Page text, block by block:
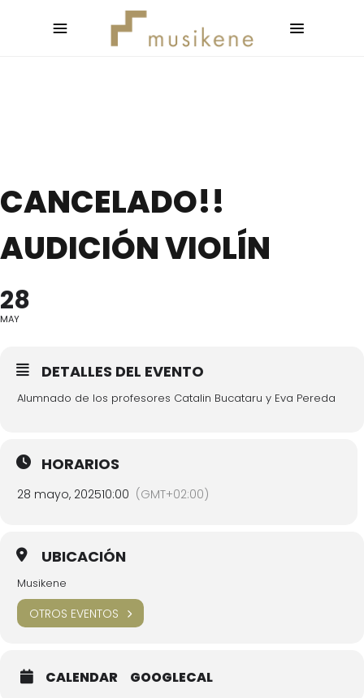
CANCELADO!!
AUDICIÓN VIOLÍN
28
MAY
DETALLES DEL EVENTO
Alumnado de los profesores Catalin Bucataru y Eva Pereda
HORARIOS
28 mayo, 202510:00 (GMT+02:00)
UBICACIÓN
Musikene
OTROS EVENTOS
CALENDAR GOOGLECAL